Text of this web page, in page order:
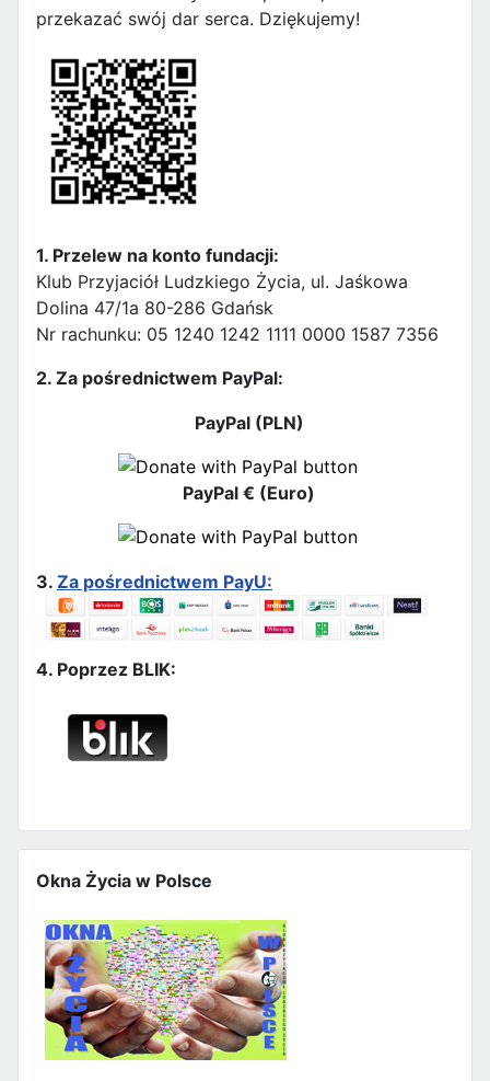
przekazać swój dar serca. Dziękujemy!
1. Przelew na konto fundacji:
Klub Przyjaciół Ludzkiego Życia, ul. Jaśkowa
Dolina 47/1a 80-286 Gdańsk
Nr rachunku: 05 1240 1242 1111 0000 1587 7356
2. Za pośrednictwem PayPal:
PayPal (PLN)
PayPal € (Euro)
3. Za pośrednictwem PayU:
4. Poprzez BLIK:
Okna Życia w Polsce